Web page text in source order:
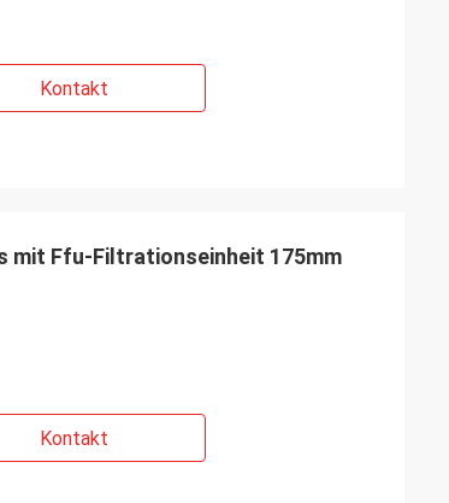
Kontakt
mit Ffu-Filtrationseinheit 175mm
Kontakt